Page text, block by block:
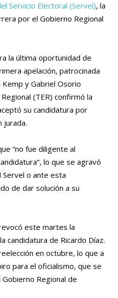
Servicio Electoral (Servel), la
por el Gobierno Regional
la última oportunidad de
apelación, patrocinada
y Gabriel Osorio
(TER) confirmó la
su candidatura por
jurada.
“no fue diligente al
lo que se agravó
o ante esta
de dar solución a su
este martes la
candidatura de Ricardo Díaz.
en octubre, lo que a
para el oficialismo, que se
Regional de